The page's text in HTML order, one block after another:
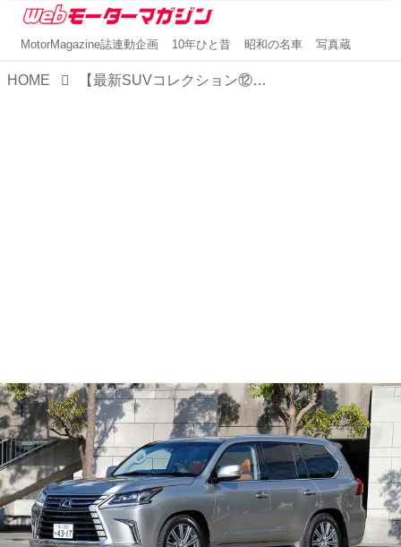
MotorMagazine誌連動企画 10年ひと昔 昭和の名車 写真蔵
HOME 【最新SUVコレクション⑫】タフな走りとゴージャスさを併せ持つレクサスLXはSUV界のトップランナー